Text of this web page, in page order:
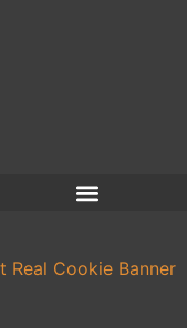
Real Cookie Banner